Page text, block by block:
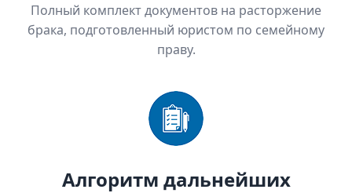
Полный комплект документов на расторжение
брака, подготовленный юристом по семейному
праву.
Алгоритм дальнейших